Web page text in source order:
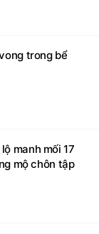
trong bể
manh mối 17
mộ chôn tập